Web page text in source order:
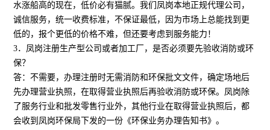
水涨船高的现在，低价必有猫腻。我们凤岗本地正规代理公司，
诚信服务，统一收费标准，不保证最低，因为市场上总能找到更
低的，报个更低的价格不难，但还要考虑到服务能力！
3．凤岗注册生产型公司或者加工厂，是否必须要先验收消防或环
保？
答：不需要，办理注册时无需消防和环保批文文件，确定场地后
先办理营业执照，在取得营业执照后再验收消防或环保。凤岗除
了服务行业和批发零售行业外，其他行业在取得营业执照后，都
会收到凤岗环保局下发的一份《环保业务办理告知书》。